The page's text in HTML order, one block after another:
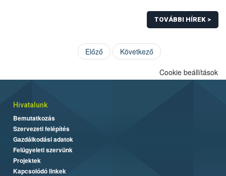
TOVÁBBI HÍREK >
Előző Következő
Cookie beállítások
Hivatalunk
Bemutatkozás
Szervezeti felépítés
Gazdálkodási adatok
Felügyeleti szervünk
Projektek
Kapcsolódó linkek